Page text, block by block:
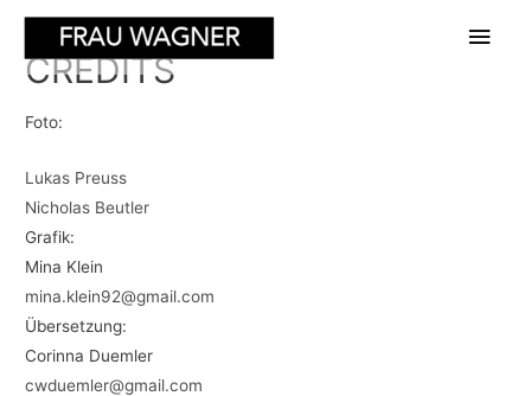
CREDITS
Foto:
Lukas Preuss
Nicholas Beutler
Grafik:
Mina Klein
mina.klein92@gmail.com
Übersetzung:
Corinna Duemler
cwduemler@gmail.com